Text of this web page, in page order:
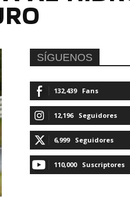
SÍGUENOS
132,439 Fans
12,196 Seguidores
6,999 Seguidores
110,000 Suscriptores